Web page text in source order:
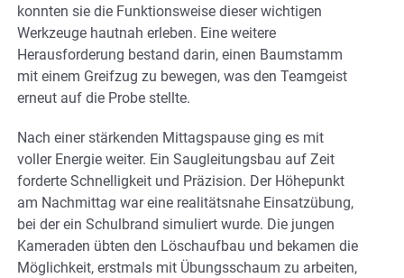
konnten sie die Funktionsweise dieser wichtigen
Werkzeuge hautnah erleben. Eine weitere
Herausforderung bestand darin, einen Baumstamm
mit einem Greifzug zu bewegen, was den Teamgeist
erneut auf die Probe stellte.
Nach einer stärkenden Mittagspause ging es mit
voller Energie weiter. Ein Saugleitungsbau auf Zeit
forderte Schnelligkeit und Präzision. Der Höhepunkt
am Nachmittag war eine realitätsnahe Einsatzübung,
bei der ein Schulbrand simuliert wurde. Die jungen
Kameraden übten den Löschaufbau und bekamen die
Möglichkeit, erstmals mit Übungsschaum zu arbeiten,